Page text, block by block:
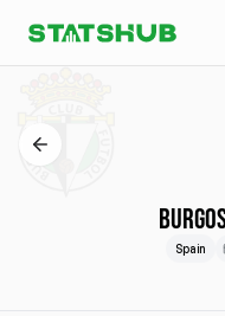
Spain